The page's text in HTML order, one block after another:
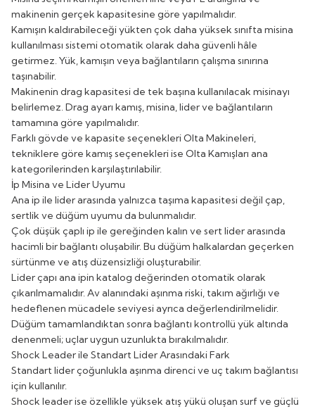
makinenin gerçek kapasitesine göre yapılmalıdır.
Kamışın kaldırabileceği yükten çok daha yüksek sınıfta misina
kullanılması sistemi otomatik olarak daha güvenli hâle
getirmez. Yük, kamışın veya bağlantıların çalışma sınırına
taşınabilir.
Makinenin drag kapasitesi de tek başına kullanılacak misinayı
belirlemez. Drag ayarı kamış, misina, lider ve bağlantıların
tamamına göre yapılmalıdır.
Farklı gövde ve kapasite seçenekleriOlta Makineleri,
tekniklere göre kamış seçenekleri ise Olta Kamışları ana
kategorilerinden karşılaştırılabilir.
İp Misina ve Lider Uyumu
Ana ip ile lider arasında yalnızca taşıma kapasitesi değil çap,
sertlik ve düğüm uyumu da bulunmalıdır.
Çok düşük çaplı ip ile gereğinden kalın ve sert lider arasında
hacimli bir bağlantı oluşabilir. Bu düğüm halkalardan geçerken
sürtünme ve atış düzensizliği oluşturabilir.
Lider çapı ana ipin katalog değerinden otomatik olarak
çıkarılmamalıdır. Av alanındaki aşınma riski, takım ağırlığı ve
hedeflenen mücadele seviyesi ayrıca değerlendirilmelidir.
Düğüm tamamlandıktan sonra bağlantı kontrollü yük altında
denenmeli; uçlar uygun uzunlukta bırakılmalıdır.
Shock Leader ile Standart Lider Arasındaki Fark
Standart lider çoğunlukla aşınma direnci ve uç takım bağlantısı
için kullanılır.
Shock leader ise özellikle yüksek atış yükü oluşan surf ve güçlü